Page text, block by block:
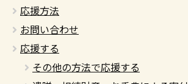
応援方法
お問い合わせ
応援する
その他の方法で応援する